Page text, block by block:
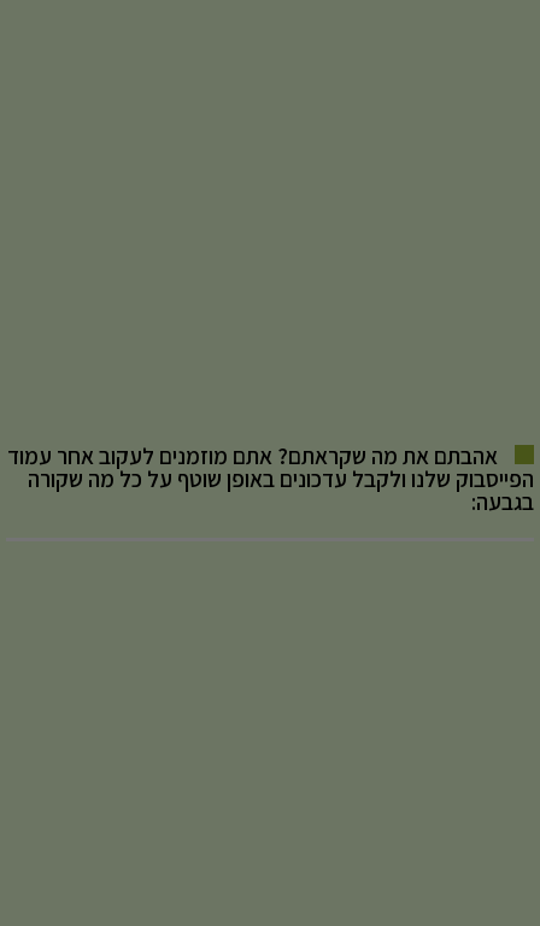
אהבתם את מה שקראתם? אתם מוזמנים לעקוב אחר עמוד
הפייסבוק שלנו ולקבל עדכונים באופן שוטף על כל מה שקורה
בגבעה: